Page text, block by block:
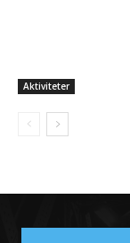
Aktiviteter